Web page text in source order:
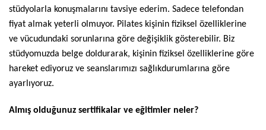
stüdyolarla konuşmalarını tavsiye ederim. Sadece telefondan
fiyat almak yeterli olmuyor. Pilates kişinin fiziksel özelliklerine
ve vücudundaki sorunlarına göre değişiklik gösterebilir. Biz
stüdyomuzda belge doldurarak, kişinin fiziksel özelliklerine göre
hareket ediyoruz ve seanslarımızı sağlıkdurumlarına göre
ayarlıyoruz.
Almış olduğunuz sertifikalar ve eğitimler neler?